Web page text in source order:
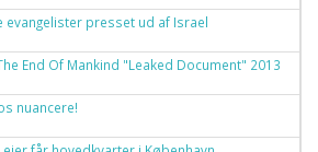
evangelister presset ud af Israel
End Of Mankind "Leaked Document" 2013
nuancere!